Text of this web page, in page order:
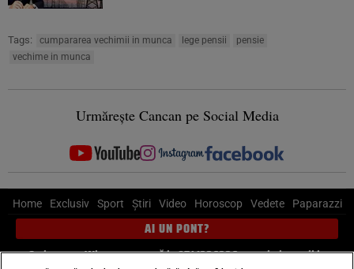
Tags: cumpararea vechimii in munca lege pensii
pensie
vechime in munca
Urmărește Cancan pe Social Media
Home Exclusiv Sport Știri Video Horoscop Vedete Paparazzi
AI UN PONT?
Scrie-ne pe Whatsapp, sună la 0741226226 sau trimite mail la